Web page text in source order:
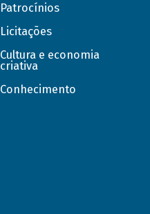
Patrocínios
Licitações
Cultura e economia
criativa
Conhecimento